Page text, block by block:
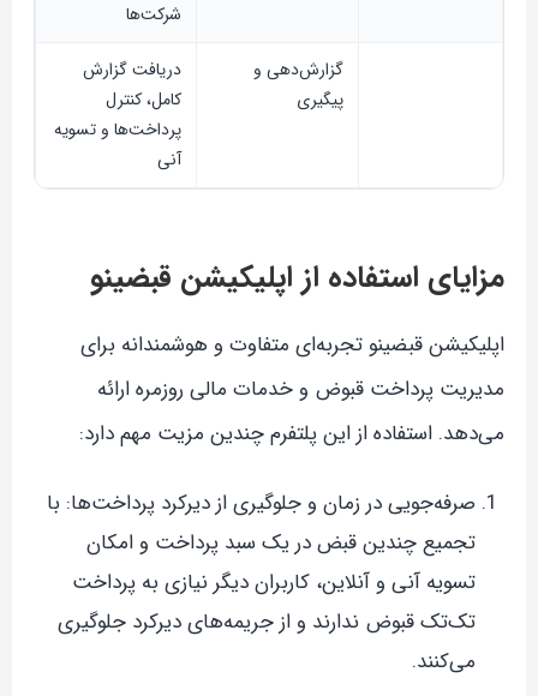
شرکت‌ها
گزارش‌دهی و
پیگیری
دریافت گزارش
کامل، کنترل
پرداخت‌ها و تسویه
آنی
مزایای استفاده از اپلیکیشن قبضینو
اپلیکیشن قبضینو تجربه‌ای متفاوت و هوشمندانه برای
مدیریت پرداخت قبوض و خدمات مالی روزمره ارائه
می‌دهد. استفاده از این پلتفرم چندین مزیت مهم دارد:
صرفه‌جویی در زمان و جلوگیری از دیرکرد پرداخت‌ها: با
تجمیع چندین قبض در یک سبد پرداخت و امکان
تسویه آنی و آنلاین، کاربران دیگر نیازی به پرداخت
تک‌تک قبوض ندارند و از جریمه‌های دیرکرد جلوگیری
می‌کنند.